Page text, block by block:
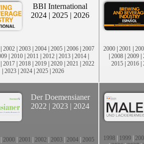
BBI International
2024 | 2025 | 2026
| 2002 | 2003 | 2004 | 2005 | 2006 | 2007
| 2010 | 2011 | 2012 | 2013 | 2014 |
| 2017 | 2018 | 2019 | 2020 | 2021 | 2022
| 2023| 2024| 2025| 2026
2000 | 2001 |
| 2008 | 2009 |
2015 | 2016 |
Der Doemensianer
2022 | 2023 | 2024
2000 2001 2002 2003 2004 2005
1998 1999